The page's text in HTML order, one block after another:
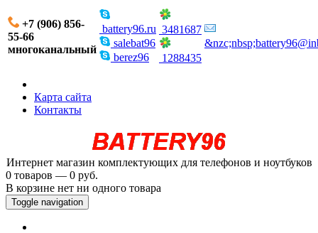
+7 (906) 856-
55-66
многоканальный
battery96.ru
salebat96
berez96
3481687
1288435
Карта сайта
Контакты
Интернет магазин комплектующих для телефонов и ноутбуков
0 товаров — 0 руб.
В корзине нет ни одного товара
Toggle navigation